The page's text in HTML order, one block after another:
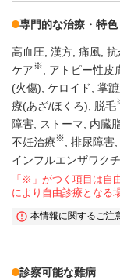
専門的な治療・特色
高血圧 漢方 痛風 抗
ケア※ アトピー性皮
(火傷) ケロイド 掌
療(あざ/ほくろ)
脱毛
障害
ストーマ 内臓
不妊治療※ 排尿障害
インフルエンザワク
「※」がつく項目は自
により自由診療となる
本情報に関するご注
診察可能な難病